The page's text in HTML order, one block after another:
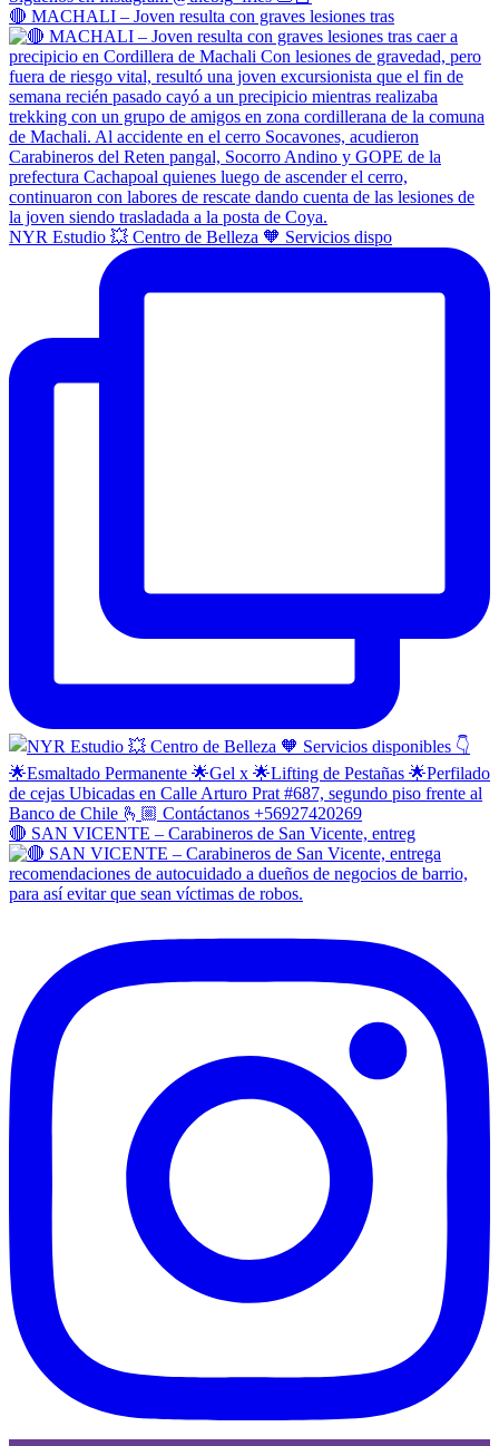
🔴 MACHALI – Joven resulta con graves lesiones tras
NYR Estudio 💥 Centro de Belleza 🧡 Servicios dispo
🔴 SAN VICENTE – Carabineros de San Vicente, entreg